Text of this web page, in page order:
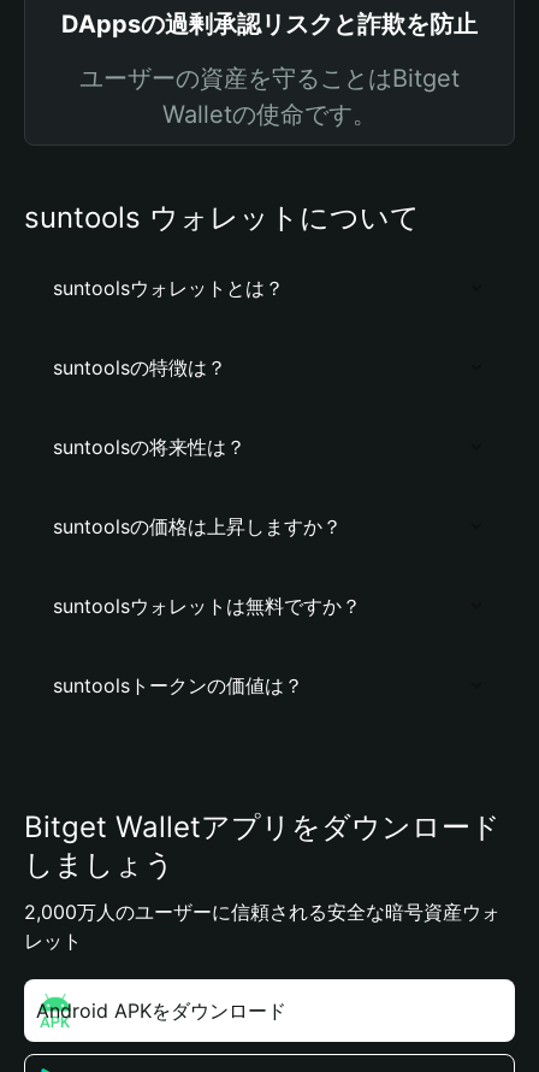
DAppsの過剰承認リスクと詐欺を防止
ユーザーの資産を守ることはBitget
Walletの使命です。
suntools ウォレットについて
suntoolsウォレットとは？
suntoolsの特徴は？
suntoolsの将来性は？
suntoolsの価格は上昇しますか？
suntoolsウォレットは無料ですか？
suntoolsトークンの価値は？
Bitget Walletアプリをダウンロード
しましょう
2,000万人のユーザーに信頼される安全な暗号資産ウォ
レット
Android APKをダウンロード